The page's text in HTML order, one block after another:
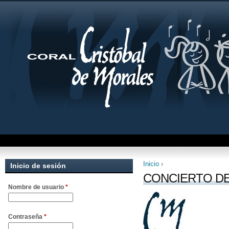
Se encuentra
Inicio ›
CONCIERTO
Inicio de sesión
Nombre de usuario *
Contraseña *